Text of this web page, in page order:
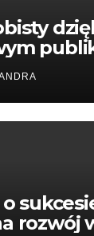
rozwój